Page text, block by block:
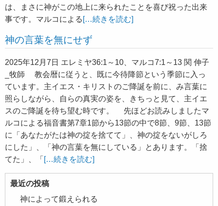
は、まさに神がこの地上に来られたことを喜び祝った出来
事です。マルコによる […続きを読む]
神の言葉を無にせず
2025年12月7日 エレミヤ36:1～10、マルコ7:1～13 関 伸子
_牧師 教会暦に従うと、既に今待降節という季節に入っ
ています。主イエス・キリストのご降誕を前に、み言葉に
照らしながら、自らの真実の姿を、きちっと見て、主イエ
スのご降誕を待ち望む時です。 先ほどお読みしましたマ
ルコによる福音書第7章1節から13節の中で8節、9節、13節
に「あなたがたは神の掟を捨てて」、神の掟をないがしろ
にした」、「神の言葉を無にしている」とあります。「捨
てた」、「 […続きを読む]
最近の投稿
神によって鍛えられる